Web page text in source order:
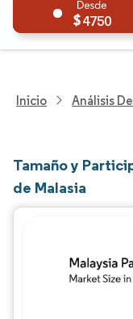
4750
Inicio Análisis
Tamaño y
de Malasia